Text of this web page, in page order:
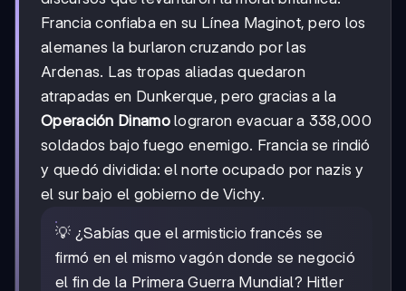
Francia confiaba en su Línea Maginot, pero los
alemanes la burlaron cruzando por las
Ardenas. Las tropas aliadas quedaron
atrapadas en Dunkerque, pero gracias a la
Operación Dinamolograron evacuar a 338,000
soldados bajo fuego enemigo. Francia se rindió
y quedó dividida: el norte ocupado por nazis y
el sur bajo el gobierno de Vichy.
💡 ¿Sabías que el armisticio francés se
firmó en el mismo vagón donde se negoció
el fin de la Primera Guerra Mundial? Hitler